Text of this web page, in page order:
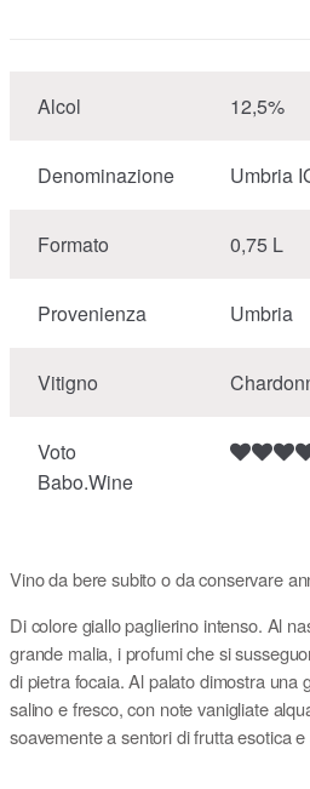
Alcol 12,5%
Denominazione Umbria
Formato 0,75 L
Provenienza Umbria
Vitigno
Voto
Babo.Wine
Vino da bere subito o da conservare
Di colore giallo paglierino intenso. Al
grande malia, i profumi che si
di pietra focaia. Al palato dimostra una
salino e fresco, con note vanigliate
soavemente a sentori di frutta esotica